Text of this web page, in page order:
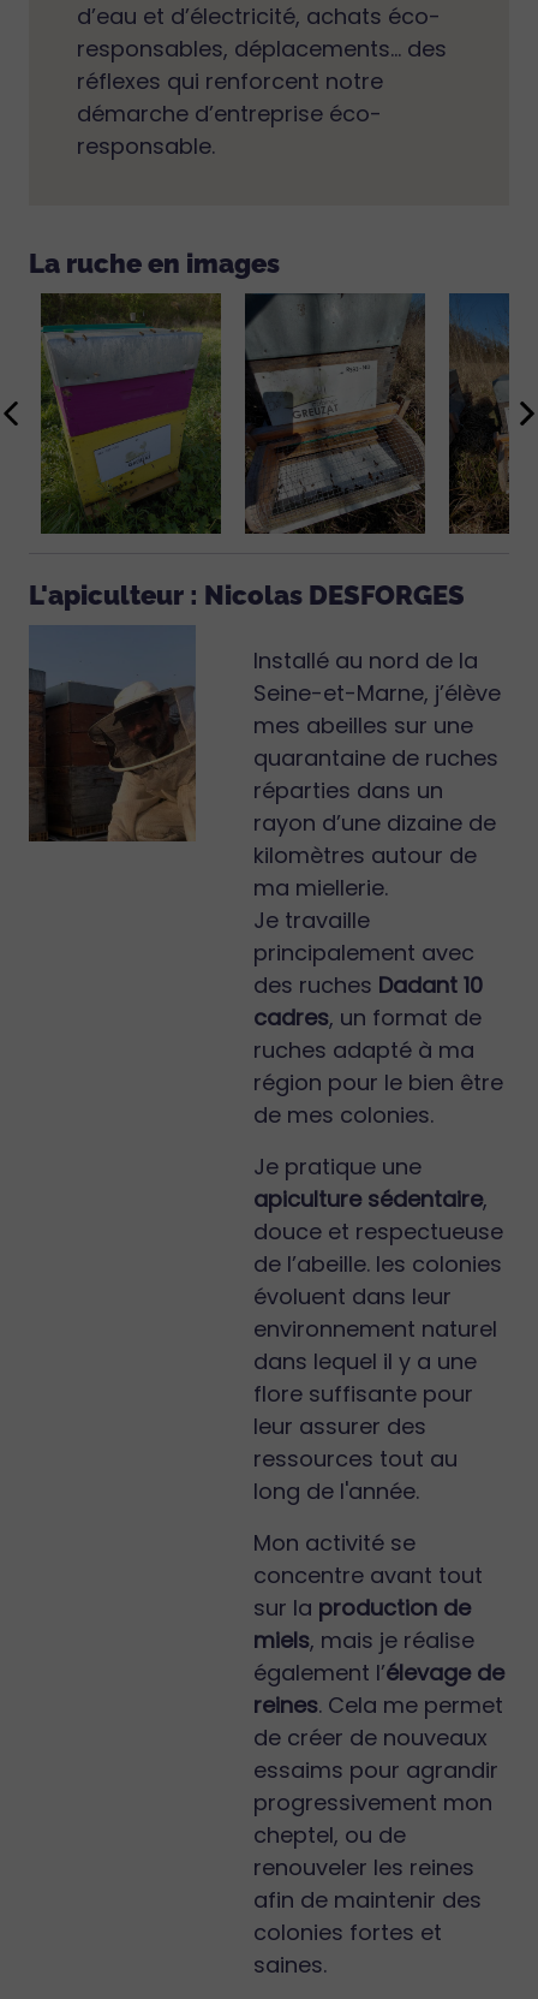
d’eau et d’électricité, achats éco-
responsables, déplacements… des
réflexes qui renforcent notre
démarche d’entreprise éco-
responsable.
La ruche en images
L'apiculteur : Nicolas DESFORGES
Installé au nord de la
Seine-et-Marne, j’élève
mes abeilles sur une
quarantaine de ruches
réparties dans un
rayon d’une dizaine de
kilomètres autour de
ma miellerie.
Je travaille
principalement avec
des ruches Dadant 10
cadres, un format de
ruches adapté à ma
région pour le bien être
de mes colonies.
Je pratique une
apiculture sédentaire,
douce et respectueuse
de l’abeille. les colonies
évoluent dans leur
environnement naturel
dans lequel il y a une
flore suffisante pour
leur assurer des
ressources tout au
long de l'année.
Mon activité se
concentre avant tout
sur la production de
miels, mais je réalise
également l’élevage de
reines. Cela me permet
de créer de nouveaux
essaims pour agrandir
progressivement mon
cheptel, ou de
renouveler les reines
afin de maintenir des
colonies fortes et
saines.